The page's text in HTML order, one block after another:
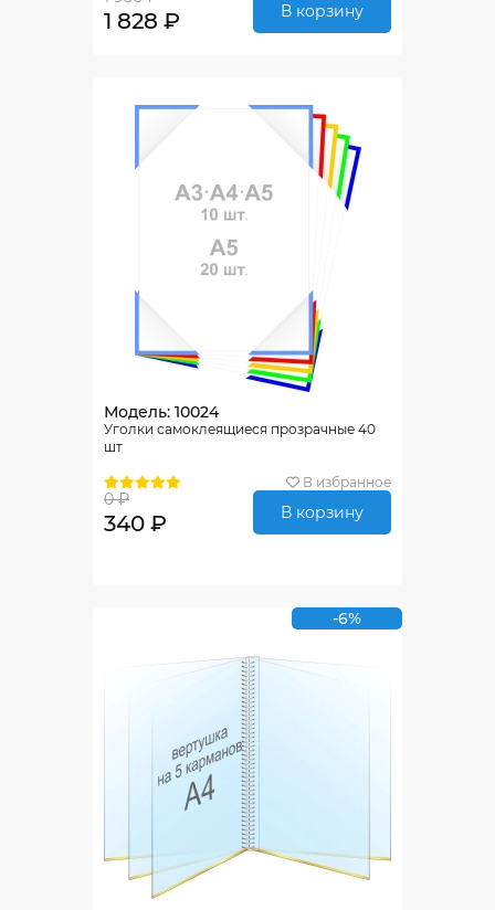
1 828 ₽ В корзину
Модель: 10024
Уголки самоклеящиеся прозрачные 40
шт
В избранное
0 ₽
340 ₽ В корзину
-6%